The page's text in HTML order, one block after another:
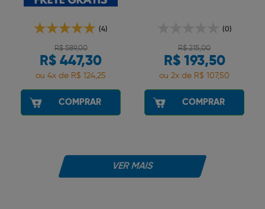
(4)
R$ 589,00
R$ 447,30
ou 4x de R$ 124,25
COMPRAR
(0)
R$ 215,00
R$ 193,50
ou 2x de R$ 107,50
COMPRAR
VER MAIS